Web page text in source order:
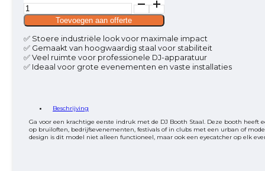
booth
2
Staal
Toevoegen aan offerte
✅ Stoere industriële look voor maximale impact
✅ Gemaakt van hoogwaardig staal voor stabiliteit
✅ Veel ruimte voor professionele DJ-apparatuur
✅ Ideaal voor grote evenementen en vaste installaties
Beschrijving
Ga voor een krachtige eerste indruk met de DJ Booth Staal. Deze booth
op bruiloften, bedrijfsevenementen, festivals of in clubs met een urban of
design is dit model niet alleen functioneel, maar ook een eyecatcher op elk